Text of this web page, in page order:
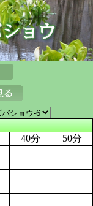
40分
50分